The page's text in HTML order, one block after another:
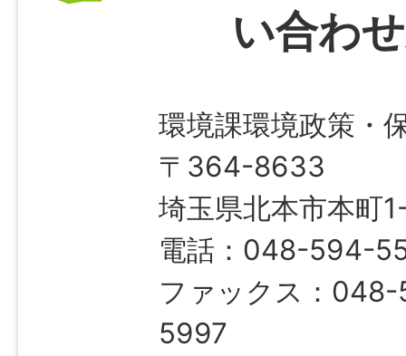
い合わ
環境課環境政策・
〒364-8633
埼玉県北本市本町
電話：048-594-
ファックス：
5997